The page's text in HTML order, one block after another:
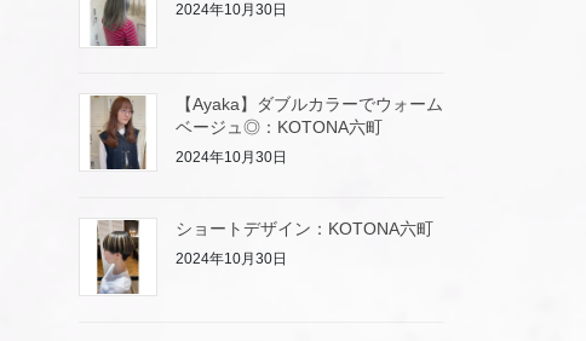
2024年10月30日
【Ayaka】ダブルカラーでウォーム
ベージュ◎：KOTONA六町
2024年10月30日
ショートデザイン：KOTONA六町
2024年10月30日